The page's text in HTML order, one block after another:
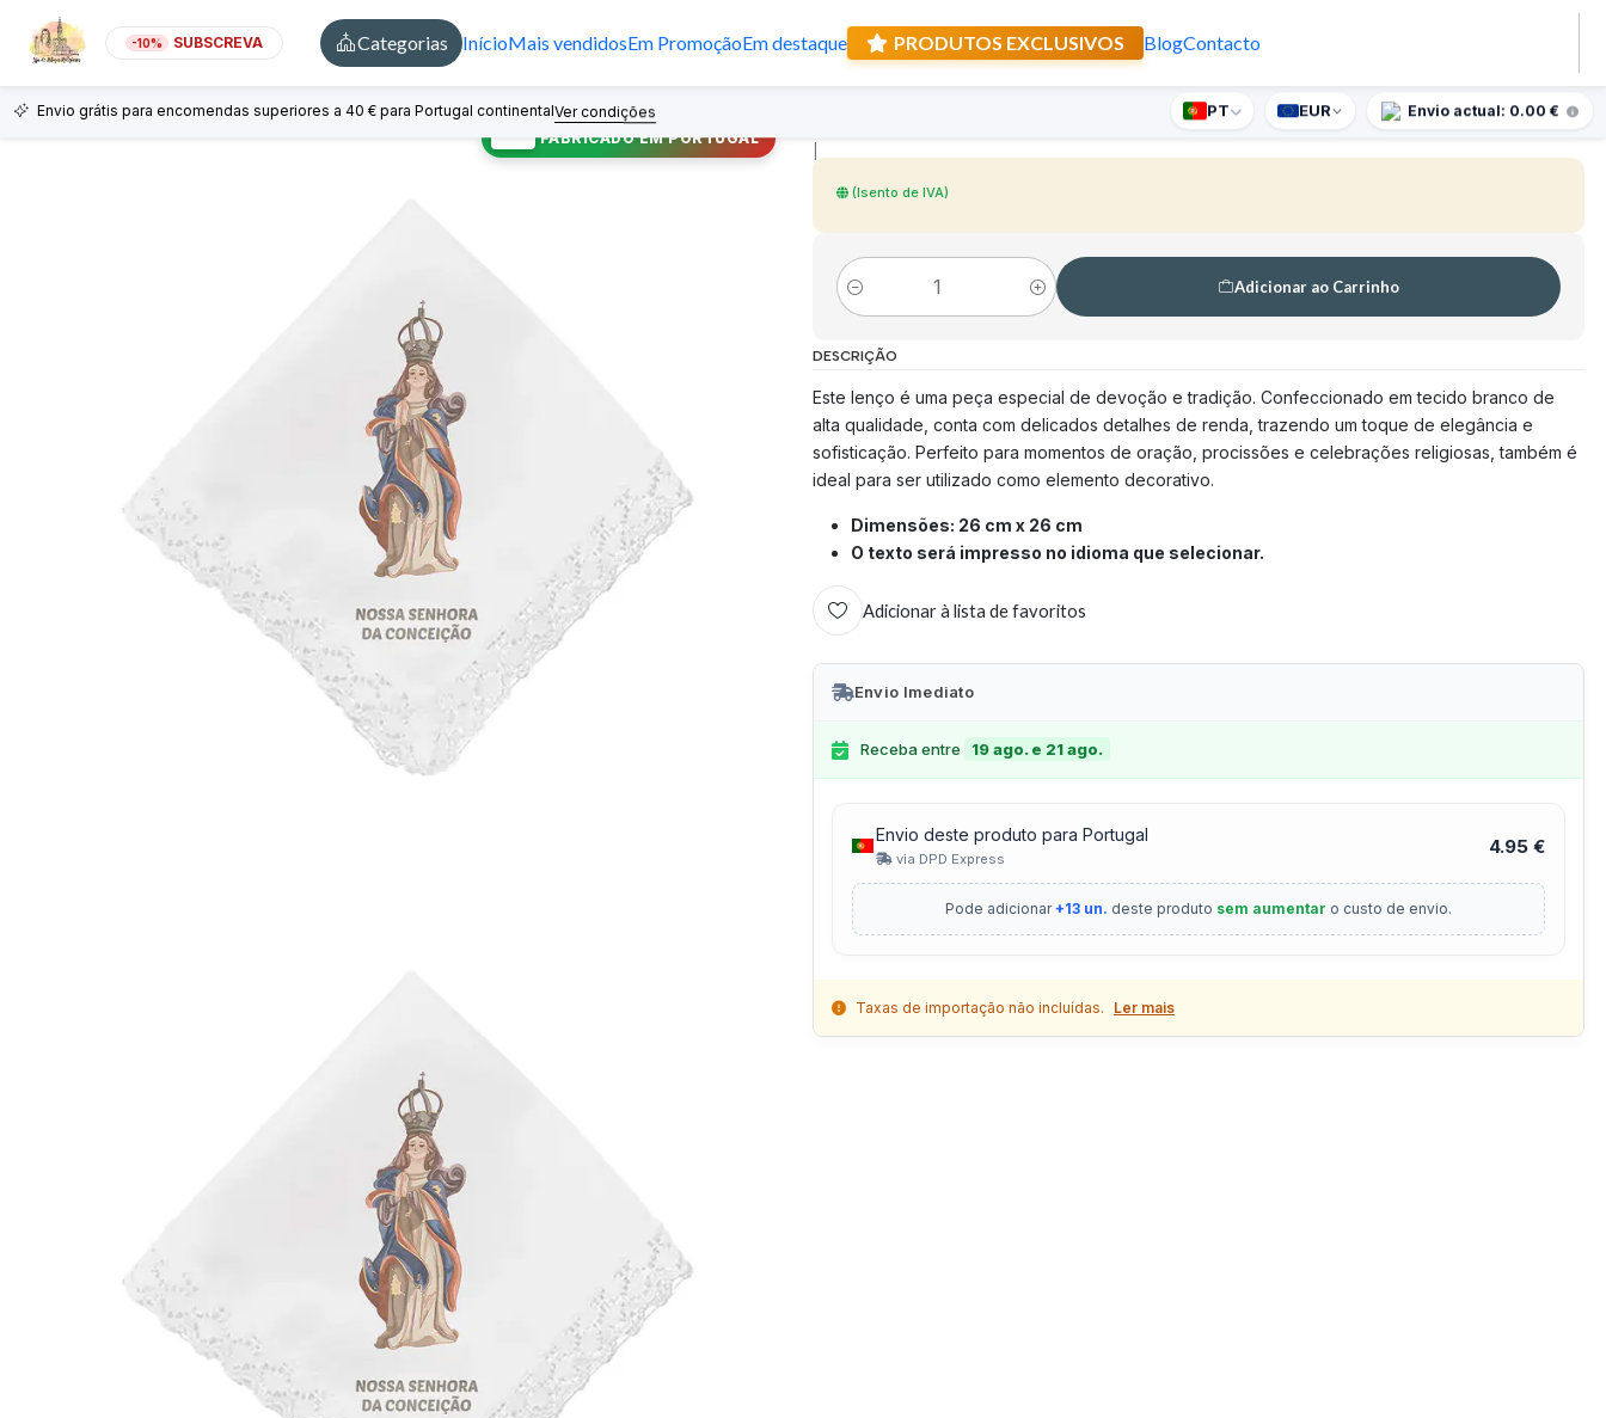
-10% SUBSCREVA Categorias InícioMais vendidosEm PromoçãoEm destaque PRODUTOS EXCLUSIVOS BlogContacto
Envio grátis para encomendas superiores a 40 € para Portugal continentalVer condições Recebe presente supresa para encomendas superiores a 90€
PT EUR Envio actual: 0.00 €
FABRICADO EM PORTUGAL Lenço de Nossa Senhora da Conceição
(Isento de IVA)
Quantidade
Adicionar ao Carrinho
DESCRIÇÃO
Este lenço é uma peça especial de devoção e tradição. Confeccionado em tecido branco de
alta qualidade, conta com delicados detalhes de renda, trazendo um toque de elegância e
sofisticação. Perfeito para momentos de oração, procissões e celebrações religiosas, também é
ideal para ser utilizado como elemento decorativo.
Dimensões: 26 cm x 26 cm
O texto será impresso no idioma que selecionar.
Adicionar à lista de favoritos
Envio Imediato
Receba entre 19 ago. e 21 ago.
Envio deste produto para Portugal
via DPD Express
4.95 €
Pode adicionar+13 un. deste produto sem aumentar o custo de envio.
Taxas de importação não incluídas. Ler mais